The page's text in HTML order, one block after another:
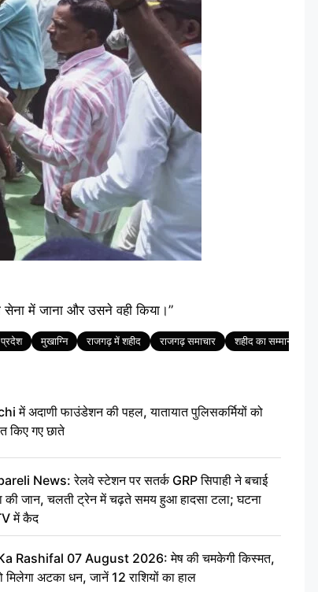
में जाना और उसने वही किया।”
मुखाग्नि राजगढ़ में शहीद राजगढ़ समाचार शहीद का सम्मान
में अदाणी फाउंडेशन की पहल, यातायात पुलिसकर्मियों को
किए गए छाते
News: रेलवे स्टेशन पर सतर्क GRP सिपाही ने बचाई
की जान, चलती ट्रेन में चढ़ते समय हुआ हादसा टला; घटना
में कैद
Rashifal 07 August 2026: मेष की चमकेगी किस्मत,
मिलेगा अटका धन, जानें 12 राशियों का हाल